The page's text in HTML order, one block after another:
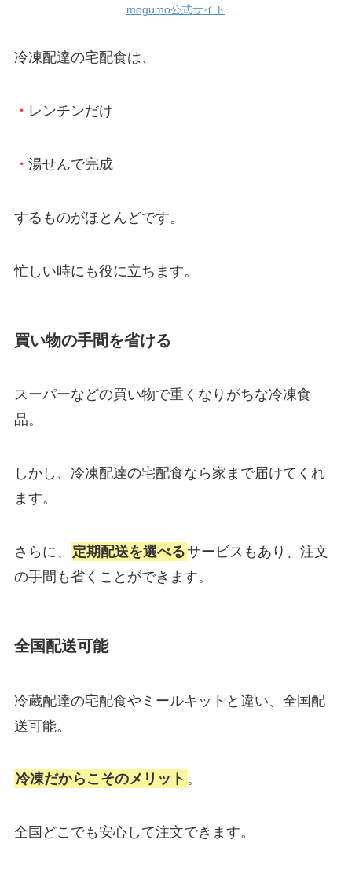
mogumo公式サイト
冷凍配達の宅配食は、
・ レンチンだけ
・ 湯せんで完成
するものがほとんどです。
忙しい時にも役に立ちます。
買い物の手間を省ける
スーパーなどの買い物で重くなりがちな冷凍食
品。
しかし、冷凍配達の宅配食なら家まで届けてくれ
ます。
さらに、 定期配送を選べるサービスもあり、注文
の手間も省くことができます。
全国配送可能
冷蔵配達の宅配食やミールキットと違い、全国配
送可能。
冷凍だからこそのメリット 。
全国どこでも安心して注文できます。